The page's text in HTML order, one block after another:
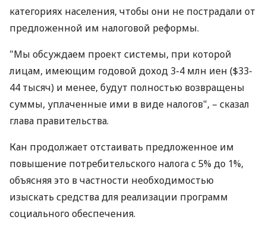
категориях населения, чтобы они не пострадали от
предложенной им налоговой реформы.
"Мы обсуждаем проект системы, при которой
лицам, имеющим годовой доход 3-4 млн иен ($33-
44 тысяч) и менее, будут полностью возвращены
суммы, уплаченные ими в виде налогов", – сказал
глава правительства.
Кан продолжает отстаивать предложенное им
повышение потребительского налога с 5% до 1%,
объясняя это в частности необходимостью
изыскать средства для реализации программ
социального обеспечения.